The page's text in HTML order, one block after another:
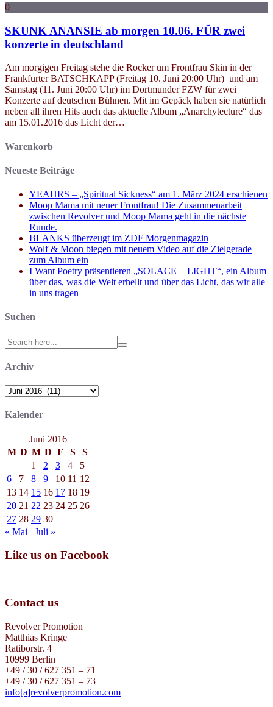
0
SKUNK ANANSIE ab morgen 10.06. FÜR zwei
konzerte in deutschland
Am morgigen Freitag stehe die Rocker um Frontfrau Skin in der
Frankfurter BATSCHKAPP (Freitag 10. Juni 20:00 Uhr) und am
Samstag (11. Juni 20:00 Uhr) im Dortmunder FZW für zwei
Konzerte auf deutschen Bühnen. Mit im Gepäck haben sie natürlich
neben all ihren Hits auch das aktuelle Album „Anarchytecture“ das
am 15.01.2016 das Licht der…
Warenkorb
Neueste Beiträge
YEAHRS – „Spiritual Sickness“ am 1. März 2024 erschienen
Moop Mama mit neuer Frontfrau! Die Zusammenarbeit
zwischen Revolver und Moop Mama geht in die nächste
Runde.
BLANKS überzeugt im ZDF Morgenmagazin
Wolf & Moon biegen mit neuem Video auf die Zielgerade
zum Album ein
I Want Poetry präsentieren „SOLACE + LIGHT“, ein Album
über das, was die Welt erhellt und über das Licht, das wir alle
in uns tragen
Suchen
Search
for:
Archiv
Archiv
Kalender
Juni 2016
M D M D F S
S
1
2 3 4
5
6
7 8 9 10 11 12
13 14 15 16 17 18 19
20 21 22 23 24 25 26
27 28 29 30
« Mai
Juli »
Like us on Facebook
Contact us
Revolver Promotion
Matthias Kringe
Ratiborstr. 4
10999 Berlin
+49 / 30 / 627 351 – 71
+49 / 30 / 627 351 – 73
info[a]revolverpromotion.com